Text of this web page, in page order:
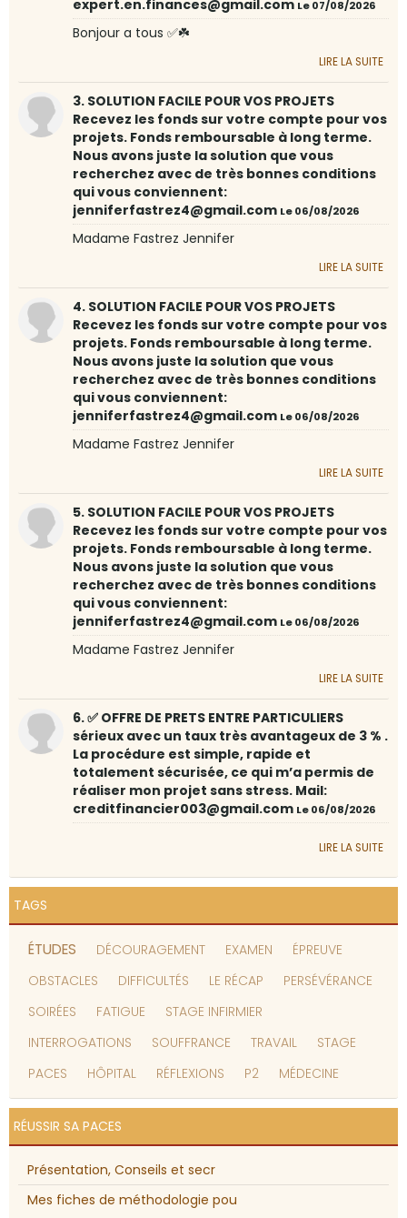
expert.en.finances@gmail.com Le 07/08/2026
Bonjour a tous ✅☘️
LIRE LA SUITE
3. SOLUTION FACILE POUR VOS PROJETS
Recevez les fonds sur votre compte pour vos
projets. Fonds remboursable à long terme.
Nous avons juste la solution que vous
recherchez avec de très bonnes conditions
qui vous conviennent:
jenniferfastrez4@gmail.com Le 06/08/2026
Madame Fastrez Jennifer
LIRE LA SUITE
4. SOLUTION FACILE POUR VOS PROJETS
Recevez les fonds sur votre compte pour vos
projets. Fonds remboursable à long terme.
Nous avons juste la solution que vous
recherchez avec de très bonnes conditions
qui vous conviennent:
jenniferfastrez4@gmail.com Le 06/08/2026
Madame Fastrez Jennifer
LIRE LA SUITE
5. SOLUTION FACILE POUR VOS PROJETS
Recevez les fonds sur votre compte pour vos
projets. Fonds remboursable à long terme.
Nous avons juste la solution que vous
recherchez avec de très bonnes conditions
qui vous conviennent:
jenniferfastrez4@gmail.com Le 06/08/2026
Madame Fastrez Jennifer
LIRE LA SUITE
6. ✅ OFFRE DE PRETS ENTRE PARTICULIERS
sérieux avec un taux très avantageux de 3 % .
La procédure est simple, rapide et
totalement sécurisée, ce qui m’a permis de
réaliser mon projet sans stress. Mail:
creditfinancier003@gmail.com Le 06/08/2026
LIRE LA SUITE
TAGS
ÉTUDES DÉCOURAGEMENT EXAMEN
ÉPREUVE
OBSTACLES
DIFFICULTÉS LE RÉCAP
PERSÉVÉRANCE
SOIRÉES
FATIGUE
STAGE INFIRMIER
INTERROGATIONS
SOUFFRANCE TRAVAIL
STAGE
PACES
HÔPITAL RÉFLEXIONS P2 MÉDECINE
RÉUSSIR SA PACES
Présentation, Conseils et secr
Mes fiches de méthodologie pou